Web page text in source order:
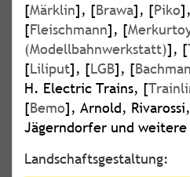
[Märklin], [Brawa], [Piko
[Fleischmann], [
(Modellbahnwerkstatt)], [
[Liliput], [LGB], [
H. Electric Trains, [
[Bemo], Arnold,
Jägerndorfer und weitere
Landschaftsgestaltung: